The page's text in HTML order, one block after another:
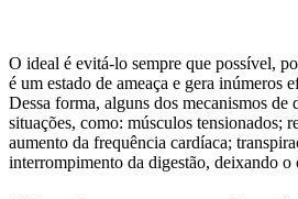
O ideal é evitá-lo sempre que possível,
é um estado de ameaça e gera inúmeros
Dessa forma, alguns dos mecanismos de
situações, como: músculos tensionados;
aumento da frequência cardíaca;
interrompimento da digestão, deixando o